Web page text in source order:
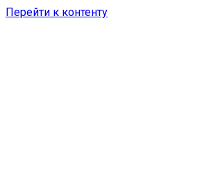
Перейти к контенту